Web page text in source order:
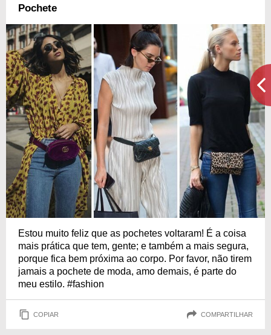
Pochete
Estou muito feliz que as pochetes voltaram! É a coisa
mais prática que tem, gente; e também a mais segura,
porque fica bem próxima ao corpo. Por favor, não tirem
jamais a pochete de moda, amo demais, é parte do
meu estilo. #fashion
COPIAR COMPARTILHAR